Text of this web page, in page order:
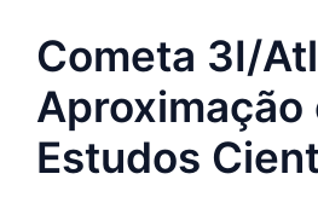
Cometa 3I/
Aproximação
Estudos